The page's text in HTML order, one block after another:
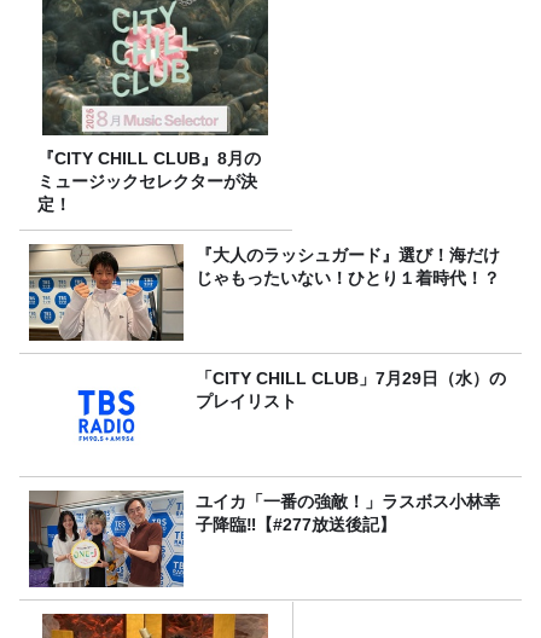
『CITY CHILL CLUB』8月の
ミュージックセレクターが決
定！
『大人のラッシュガード』選び！海だけ
じゃもったいない！ひとり１着時代！？
「CITY CHILL CLUB」7月29日（水）の
プレイリスト
ユイカ「一番の強敵！」ラスボス小林幸
子降臨‼【#277放送後記】